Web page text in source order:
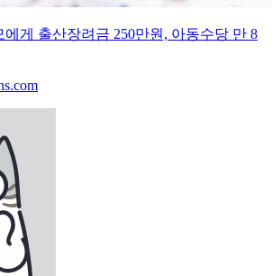
에게 출산장려금 250만원, 아동수당 만 8